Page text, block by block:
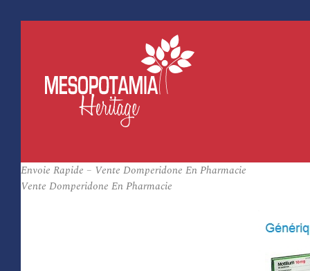
Envoie Rapide – Vente Domperidone En Pharmacie
Vente Domperidone En Pharmacie